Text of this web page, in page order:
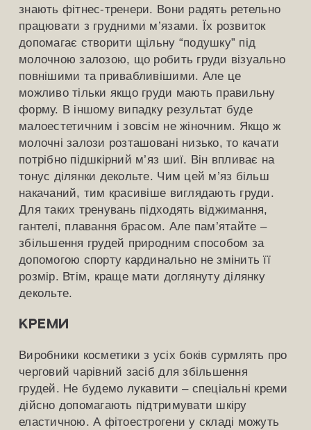
знають фітнес-тренери. Вони радять ретельно
працювати з грудними м’язами. Їх розвиток
допомагає створити щільну “подушку” під
молочною залозою, що робить груди візуально
повнішими та привабливішими. Але це
можливо тільки якщо груди мають правильну
форму. В іншому випадку результат буде
малоестетичним і зовсім не жіночним. Якщо ж
молочні залози розташовані низько, то качати
потрібно підшкірний м’яз шиї. Він впливає на
тонус ділянки декольте. Чим цей м’яз більш
накачаний, тим красивіше виглядають груди.
Для таких тренувань підходять віджимання,
гантелі, плавання брасом. Але пам’ятайте –
збільшення грудей природним способом за
допомогою спорту кардинально не змінить її
розмір. Втім, краще мати доглянуту ділянку
декольте.
Креми
Виробники косметики з усіх боків сурмлять про
черговий чарівний засіб для збільшення
грудей. Не будемо лукавити – спеціальні креми
дійсно допомагають підтримувати шкіру
еластичною. А фітоестрогени у складі можуть